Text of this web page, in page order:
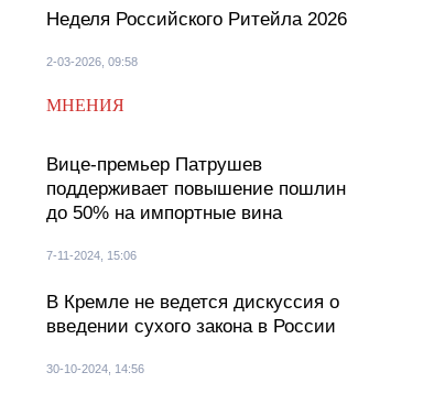
Неделя Российского Ритейла 2026
2-03-2026, 09:58
МНЕНИЯ
Вице-премьер Патрушев
поддерживает повышение пошлин
до 50% на импортные вина
7-11-2024, 15:06
В Кремле не ведется дискуссия о
введении сухого закона в России
30-10-2024, 14:56